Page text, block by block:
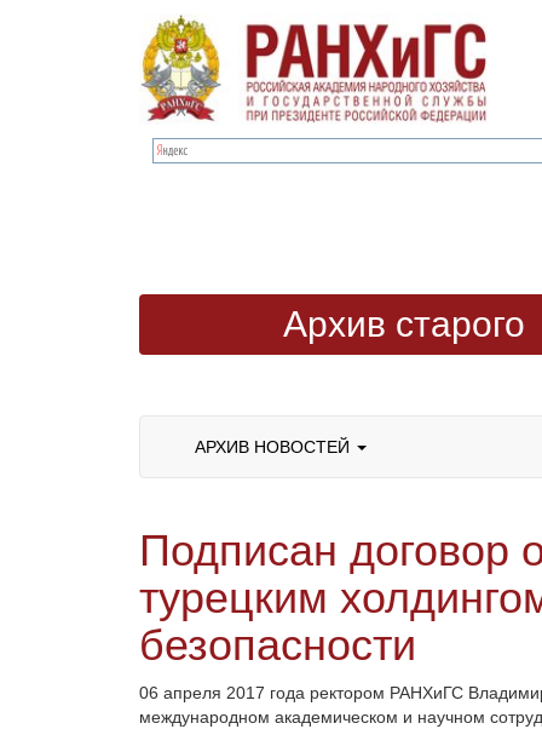
Архив старого
АРХИВ НОВОСТЕЙ
Подписан договор
турецким
безопасности
06 апреля 2017 года ректором РАНХиГС
международном академическом и научном